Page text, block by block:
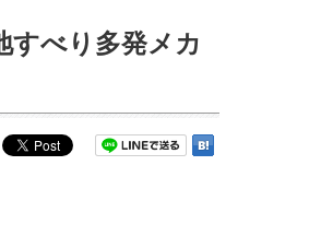
すべり多発メカ